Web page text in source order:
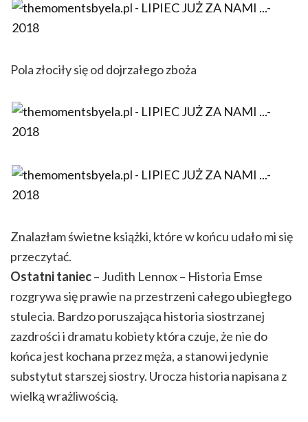
Pola złociły się od dojrzałego zboża
Znalazłam świetne książki, które w końcu udało mi się
przeczytać.
Ostatni taniec– Judith Lennox – Historia Emse
rozgrywa się prawie na przestrzeni całego ubiegłego
stulecia. Bardzo poruszająca historia siostrzanej
zazdrości i dramatu kobiety która czuje, że nie do
końca jest kochana przez męża, a stanowi jedynie
substytut starszej siostry. Urocza historia napisana z
wielką wrażliwością.